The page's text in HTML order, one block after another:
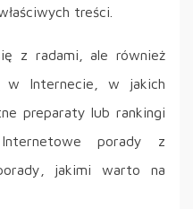
treści.
z radami, ale również
w Internecie, w jakich
preparaty lub rankingi
porady z
jakimi warto na